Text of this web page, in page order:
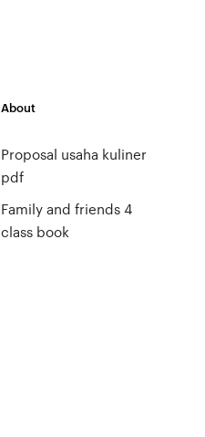
About
Proposal usaha kuliner
pdf
Family and friends 4
class book